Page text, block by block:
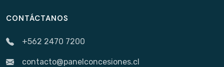
CONTÁCTANOS
+562 2470 7200
contacto@panelconcesiones.cl